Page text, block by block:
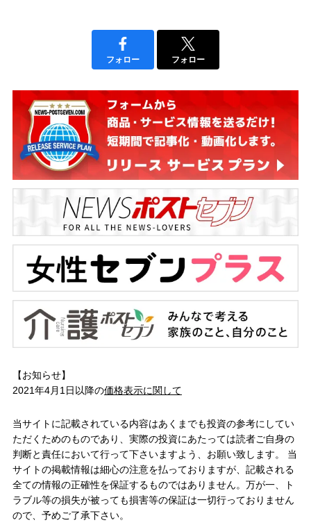
フォロー フォロー
【お知らせ】
2021年4月1日以降の価格表示に関して
当サイトに記載されている内容はあくまでも投資の参考にしてい
ただくためのものであり、実際の投資にあたっては読者ご自身の
判断と責任において行って下さいますよう、お願い致します。 当
サイトの掲載情報は細心の注意を払っておりますが、記載される
全ての情報の正確性を保証するものではありません。万が一、ト
ラブル等の損失が被っても損害等の保証は一切行っておりません
ので、予めご了承下さい。